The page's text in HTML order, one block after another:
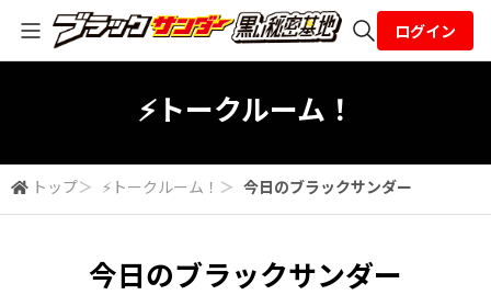
検索
ログイン
⚡トークルーム！
トップ＞ ⚡トークルーム！ ＞ 今日のブラックサンダー
今日のブラックサンダー